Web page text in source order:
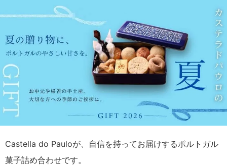
Castella do Pauloが、自信を持ってお届けするポルトガル
菓子詰め合わせです。